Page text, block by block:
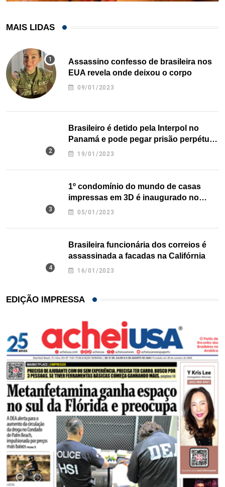
MAIS LIDAS
Assassino confesso de brasileira nos
EUA revela onde deixou o corpo
09/01/2023
Brasileiro é detido pela Interpol no
Panamá e pode pegar prisão perpétua
nos EUA
19/01/2023
1º condomínio do mundo de casas
impressas em 3D é inaugurado no
Texas
05/01/2023
Brasileira funcionária dos correios é
assassinada a facadas na Califórnia
16/01/2023
EDIÇÃO IMPRESSA